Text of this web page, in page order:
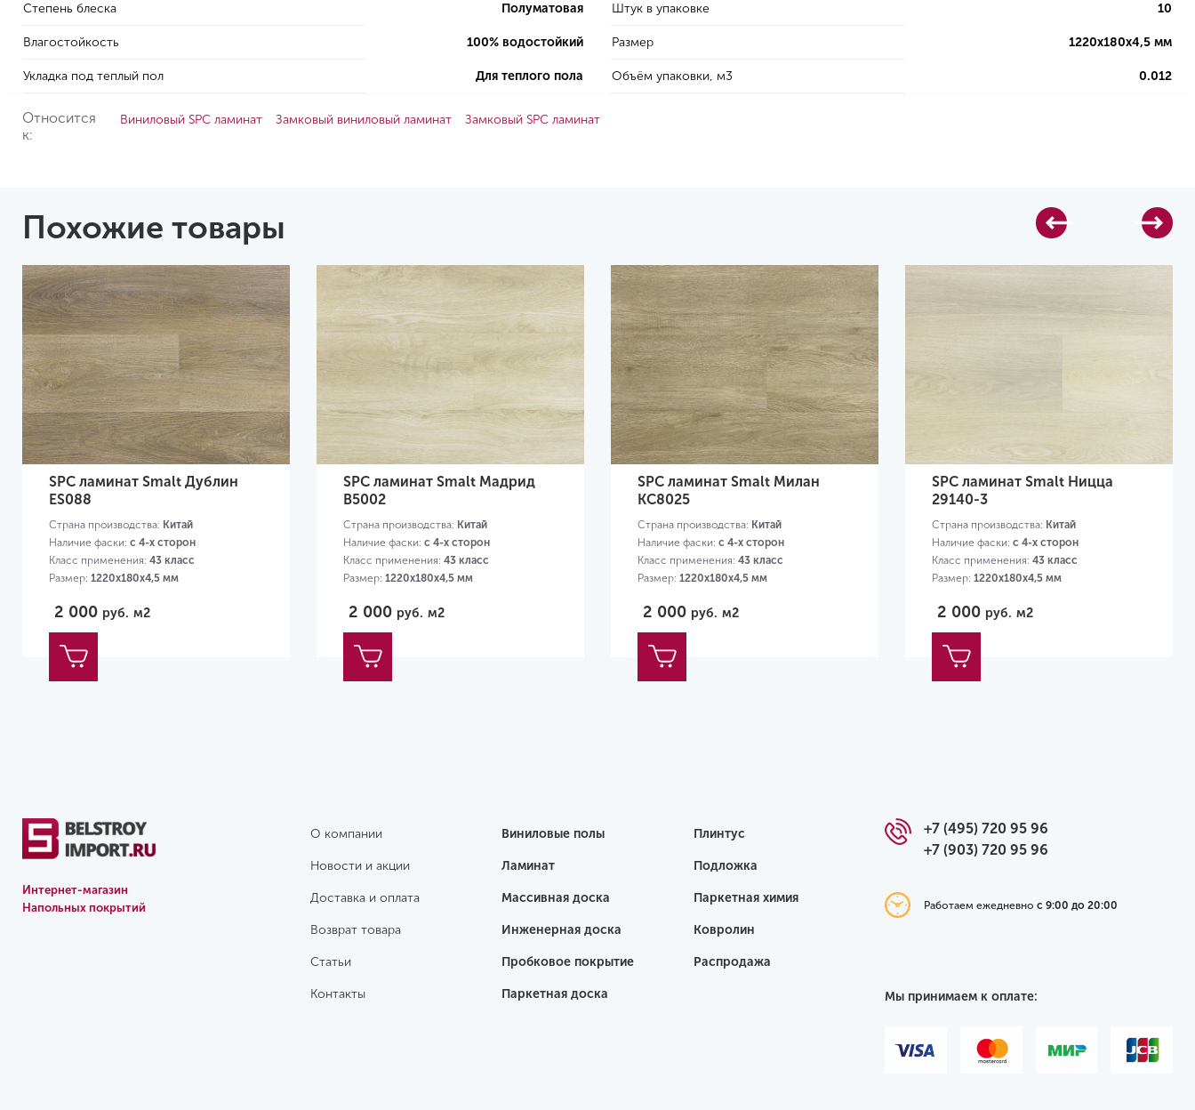
Степень блеска Полуматовая
Влагостойкость 100% водостойкий
Укладка под теплый пол Для теплого пола
Штук в упаковке 10
Размер 1220х180х4,5 мм
Объём упаковки, м3 0.012
Относится
к:
Виниловый SPC ламинат Замковый виниловый ламинат Замковый SPC ламинат
Похожие товары
SPC ламинат Smalt Дублин
ES088
Страна производства: Китай
Наличие фаски: с 4-х сторон
Класс применения: 43 класс
Размер: 1220х180х4,5 мм
2 000 руб. м2
SPC ламинат Smalt Мадрид
B5002
Страна производства: Китай
Наличие фаски: с 4-х сторон
Класс применения: 43 класс
Размер: 1220х180х4,5 мм
2 000 руб. м2
SPC ламинат Smalt Милан
KC8025
Страна производства: Китай
Наличие фаски: с 4-х сторон
Класс применения: 43 класс
Размер: 1220х180х4,5 мм
2 000 руб. м2
SPC ламинат Smalt Ницца
29140-3
Страна производства: Китай
Наличие фаски: с 4-х сторон
Класс применения: 43 класс
Размер: 1220х180х4,5 мм
2 000 руб. м2
Интернет-магазин
Напольных покрытий
О компании
Новости и акции
Доставка и оплата
Возврат товара
Статьи
Контакты
Виниловые полы
Ламинат
Массивная доска
Инженерная доска
Пробковое покрытие
Паркетная доска
Плинтус
Подложка
Паркетная химия
Ковролин
Распродажа
+7 (495) 720 95 96
+7 (903) 720 95 96
Работаем ежедневнос 9:00 до 20:00
Мы принимаем к оплате: